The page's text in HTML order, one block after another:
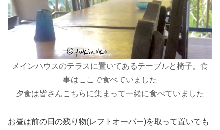
メインハウスのテラスに置いてあるテーブルと椅子。食
事はここで食べていました
夕食は皆さんこちらに集まって一緒に食べていました
お昼は前の日の残り物(レフトオーバー)を取って置いても